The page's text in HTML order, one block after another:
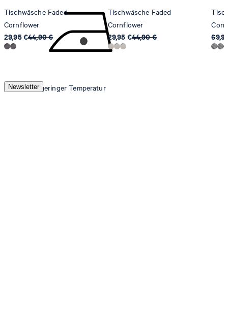
Bügeln bei geringer Temperatur
Tischwäsche Faded
Cornflower
29,95 €44,90 €
Tischwäsche Faded
Cornflower
29,95 €44,90 €
Newsletter